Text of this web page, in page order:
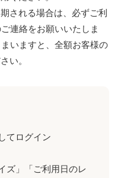
される場合は、必ずご利
連絡をお願いいたしま
いますと、全額お客様の
い。
てログイン
ズ」「ご利用日のレ